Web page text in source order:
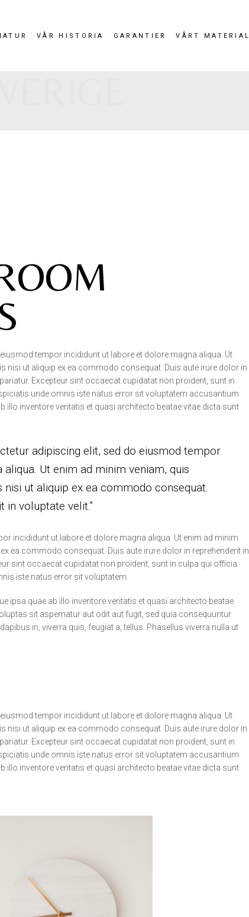
VÅR HISTORIA GARANTIER VÅRT MATERIAL
tempor incididunt ut labore et dolore magna aliqua. Ut
ut aliquip ex ea commodo consequat. Duis aute irure dolor in
Excepteur sint occaecat cupidatat non proident, sunt in
unde omnis iste natus error sit voluptatem accusantium
inventore veritatis et quasi architecto beatae vitae dicta sunt
adipiscing elit, sed do eiusmod tempor
Ut enim ad minim veniam, quis
ut aliquip ex ea commodo consequat.
in voluptate velit.”
incididunt ut labore et dolore magna aliqua. Ut enim ad minim
ea commodo consequat. Duis aute irure dolor in reprehenderit in
sint occaecat cupidatat non proident, sunt in culpa qui officia
iste natus error sit voluptatem.
ipsa quae ab illo inventore veritatis et quasi architecto beatae
sit aspernatur aut odit aut fugit, sed quia consequuntur
in, viverra quis, feugiat a, tellus. Phasellus viverra nulla ut
tempor incididunt ut labore et dolore magna aliqua. Ut
ut aliquip ex ea commodo consequat. Duis aute irure dolor in
Excepteur sint occaecat cupidatat non proident, sunt in
unde omnis iste natus error sit voluptatem accusantium
inventore veritatis et quasi architecto beatae vitae dicta sunt